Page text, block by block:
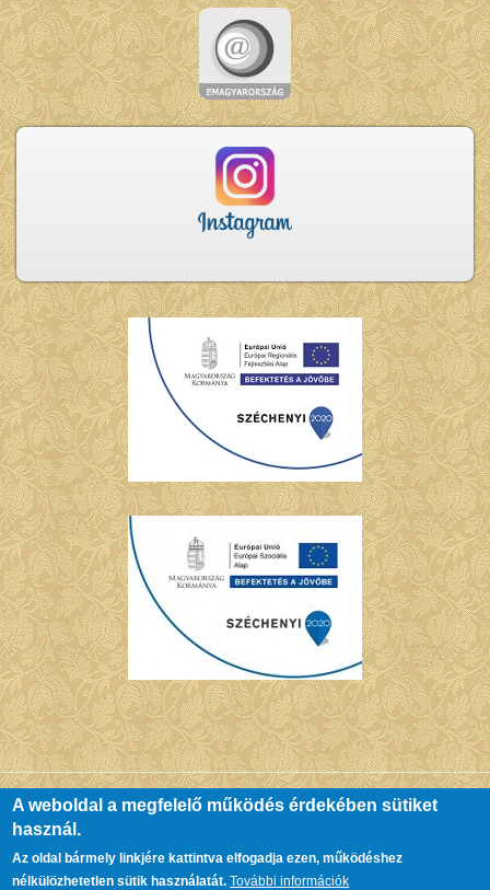
Reserved.
A weboldal a megfelelő működés érdekében sütiket
használ.
Az oldal bármely linkjére kattintva elfogadja ezen, működéshez
nélkülözhetetlen sütik használatát. További információk